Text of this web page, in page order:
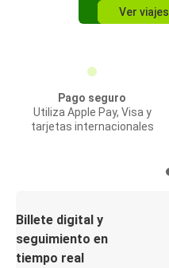
Ver viajes
Pago seguro
Utiliza Apple Pay, Visa y
tarjetas internacionales
Billete digital y
seguimiento en
tiempo real